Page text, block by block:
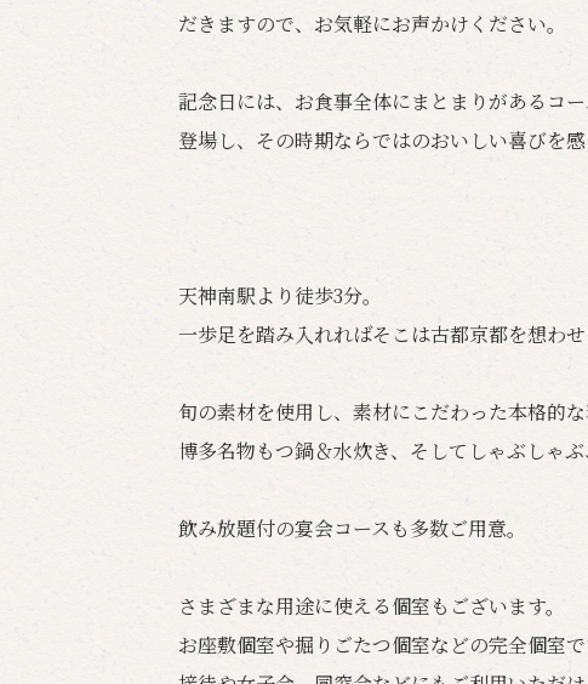
だきますので、お気軽にお声かけください。
記念日には、お食事全体にまとまりがあるコ
登場し、その時期ならではのおいしい喜びを
天神南駅より徒歩3分。
一歩足を踏み入れればそこは古都京都を想わせ
旬の素材を使用し、素材にこだわった本格的な
博多名物もつ鍋＆水炊き、そしてしゃぶしゃ
飲み放題付の宴会コースも多数ご用意。
さまざまな用途に使える個室もございます。
お座敷個室や掘りごたつ個室などの完全個室で